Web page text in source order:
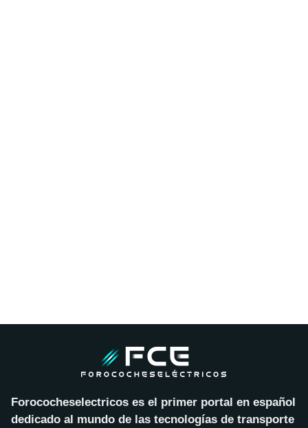
Forococheselectricos es el primer portal en español
dedicado al mundo de las tecnologías de transporte